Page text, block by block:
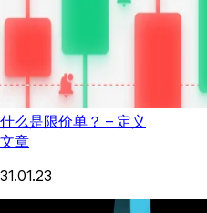
什么是限价单？ – 定义
文章
31.01.23